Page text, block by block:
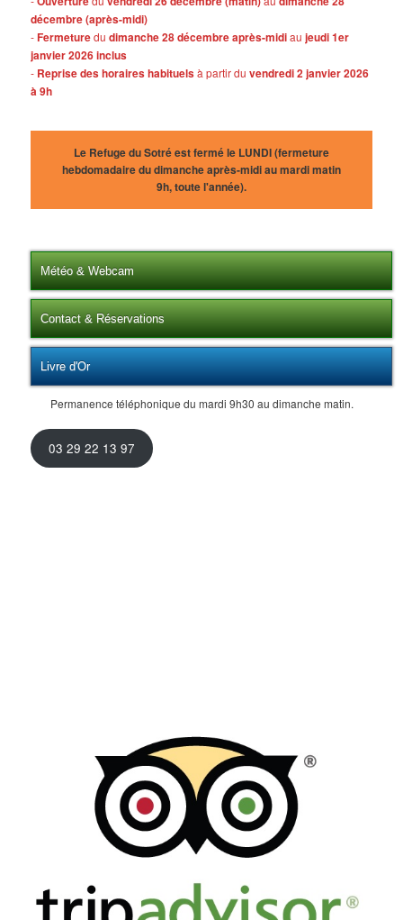
décembre (après-midi)
-Fermeturedudimanche 28 décembre après-midiaujeudi 1er
janvier 2026 inclus
- Reprise des horaires habituelsà partir duvendredi 2 janvier 2026
à 9h
Le Refuge du Sotré est fermé le LUNDI (fermeture
hebdomadaire du dimanche après-midi au mardi matin
9h, toute l'année).
Météo & Webcam
Contact & Réservations
Livre d'Or
Permanence téléphonique du mardi 9h30 au dimanche matin.
03 29 22 13 97